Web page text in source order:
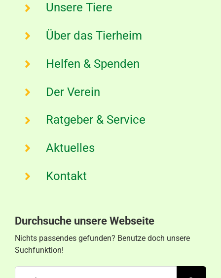
Unsere Tiere
Über das Tierheim
Helfen & Spenden
Der Verein
Ratgeber & Service
Aktuelles
Kontakt
Durchsuche unsere Webseite
Nichts passendes gefunden? Benutze doch unsere
Suchfunktion!